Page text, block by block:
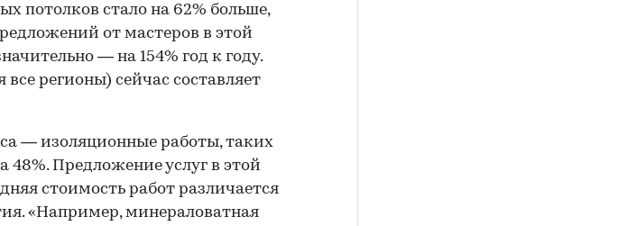
потолков стало на 62% больше,
от мастеров в этой
— на 154% год к году.
регионы) сейчас составляет
— изоляционные работы, таких
48%. Предложение услуг в этой
стоимость работ различается
«Например, минераловатная